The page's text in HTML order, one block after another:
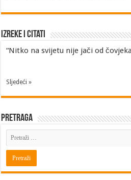
Izreke i Citati
“Nitko na svijetu nije jači od
Sljedeći »
Pretraga